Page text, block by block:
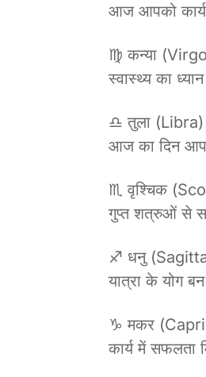
आज आपको
♍ कन्या
स्वास्थ्य का
♎ तुला (Libra)
आज का दिन
♏ वृश्चिक
गुप्त शत्रुओं से
♐ धनु
यात्रा के योग
♑ मकर
कार्य में सफलता